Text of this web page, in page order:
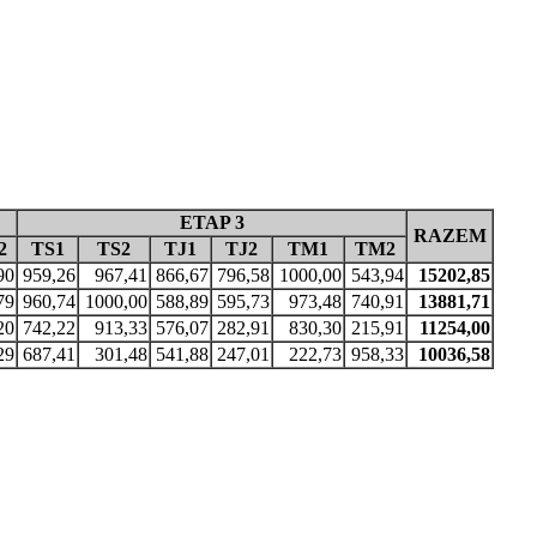
ETAP 3
RAZEM
TS1 TS2 TJ1 TJ2 TM1
TM2
959,26 967,41 866,67 796,58 1000,00 543,94
15202,85
960,74 1000,00 588,89 595,73 973,48 740,91
13881,71
742,22 913,33 576,07 282,91 830,30 215,91
11254,00
687,41 301,48 541,88 247,01 222,73 958,33 10036,58